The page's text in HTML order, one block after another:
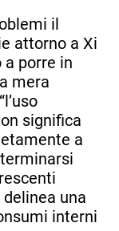
il
attorno a Xi
porre in
mera
significa
a
una
interni